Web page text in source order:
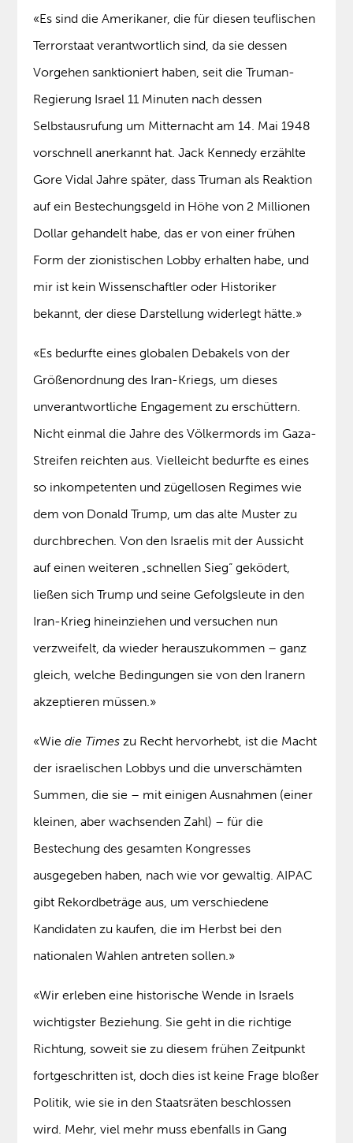
«Es sind die Amerikaner, die für diesen teuflischen
Terrorstaat verantwortlich sind, da sie dessen
Vorgehen sanktioniert haben, seit die Truman-
Regierung Israel 11 Minuten nach dessen
Selbstausrufung um Mitternacht am 14. Mai 1948
vorschnell anerkannt hat. Jack Kennedy erzählte
Gore Vidal Jahre später, dass Truman als Reaktion
auf ein Bestechungsgeld in Höhe von 2 Millionen
Dollar gehandelt habe, das er von einer frühen
Form der zionistischen Lobby erhalten habe, und
mir ist kein Wissenschaftler oder Historiker
bekannt, der diese Darstellung widerlegt hätte.»
«Es bedurfte eines globalen Debakels von der
Größenordnung des Iran-Kriegs, um dieses
unverantwortliche Engagement zu erschüttern.
Nicht einmal die Jahre des Völkermords im Gaza-
Streifen reichten aus. Vielleicht bedurfte es eines
so inkompetenten und zügellosen Regimes wie
dem von Donald Trump, um das alte Muster zu
durchbrechen. Von den Israelis mit der Aussicht
auf einen weiteren „schnellen Sieg“ geködert,
ließen sich Trump und seine Gefolgsleute in den
Iran-Krieg hineinziehen und versuchen nun
verzweifelt, da wieder herauszukommen – ganz
gleich, welche Bedingungen sie von den Iranern
akzeptieren müssen.»
«Wiedie Times zu Recht hervorhebt, ist die Macht
der israelischen Lobbys und die unverschämten
Summen, die sie – mit einigen Ausnahmen (einer
kleinen, aber wachsenden Zahl) – für die
Bestechung des gesamten Kongresses
ausgegeben haben, nach wie vor gewaltig. AIPAC
gibt Rekordbeträge aus, um verschiedene
Kandidaten zu kaufen, die im Herbst bei den
nationalen Wahlen antreten sollen.»
«Wir erleben eine historische Wende in Israels
wichtigster Beziehung. Sie geht in die richtige
Richtung, soweit sie zu diesem frühen Zeitpunkt
fortgeschritten ist, doch dies ist keine Frage bloßer
Politik, wie sie in den Staatsräten beschlossen
wird. Mehr, viel mehr muss ebenfalls in Gang